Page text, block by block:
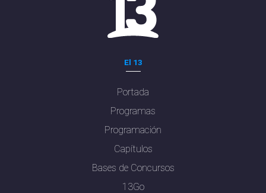
El 13
Portada
Programas
Programación
Capítulos
Bases de Concursos
13Go